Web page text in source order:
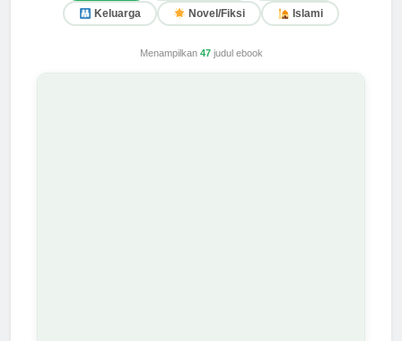
Keluarga Novel/Fiksi Islami
Menampilkan 47judul ebook